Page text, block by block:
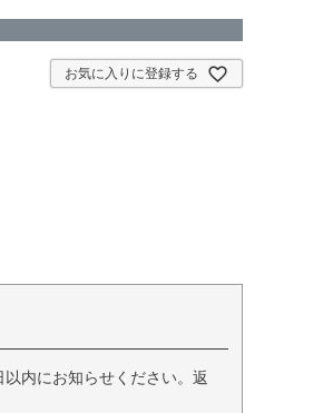
お気に入りに登録する
内にお知らせください。返